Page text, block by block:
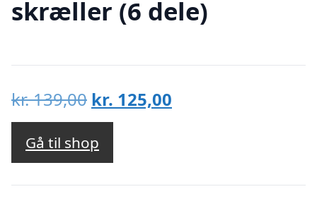
skræller (6 dele)
kr.139,00 Den
oprindelige
pris
var:
kr. 139,00.
kr. 125,00
kr. 125,00.
Gå til shop